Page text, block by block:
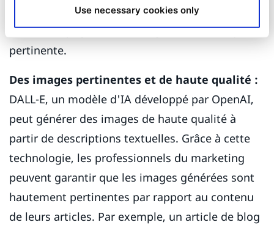
Use necessary cookies only
du temps et garantit que chaque article de blog
soit accompagné d'une image de fond unique et
pertinente.
Des images pertinentes et de haute qualité :
DALL-E, un modèle d'IA développé par OpenAI,
peut générer des images de haute qualité à
partir de descriptions textuelles. Grâce à cette
technologie, les professionnels du marketing
peuvent garantir que les images générées sont
hautement pertinentes par rapport au contenu
de leurs articles. Par exemple, un article de blog